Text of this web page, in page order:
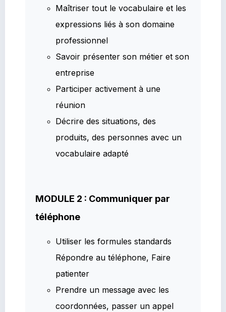
Maîtriser tout le vocabulaire et les
expressions liés à son domaine
professionnel
Savoir présenter son métier et son
entreprise
Participer activement à une
réunion
Décrire des situations, des
produits, des personnes avec un
vocabulaire adapté
MODULE 2 : Communiquer par
téléphone
Utiliser les formules standards
Répondre au téléphone, Faire
patienter
Prendre un message avec les
coordonnées, passer un appel